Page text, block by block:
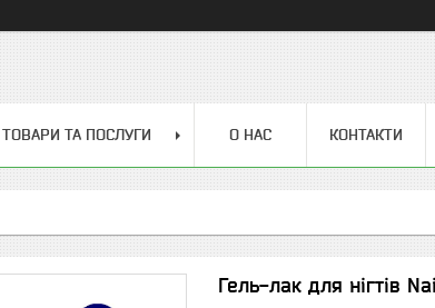
ТОВАРИ ТА ПОСЛУГИ О НАС КОНТАКТИ
Гель-лак для нігтів